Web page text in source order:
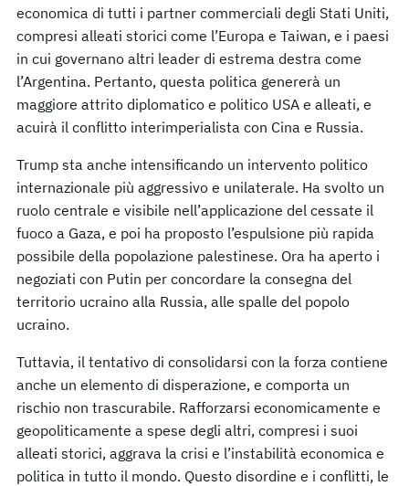
economica di tutti i partner commerciali degli Stati Uniti,
compresi alleati storici come l’Europa e Taiwan, e i paesi
in cui governano altri leader di estrema destra come
l’Argentina. Pertanto, questa politica genererà un
maggiore attrito diplomatico e politico USA e alleati, e
acuirà il conflitto interimperialista con Cina e Russia.
Trump sta anche intensificando un intervento politico
internazionale più aggressivo e unilaterale. Ha svolto un
ruolo centrale e visibile nell’applicazione del cessate il
fuoco a Gaza, e poi ha proposto l’espulsione più rapida
possibile della popolazione palestinese. Ora ha aperto i
negoziati con Putin per concordare la consegna del
territorio ucraino alla Russia, alle spalle del popolo
ucraino.
Tuttavia, il tentativo di consolidarsi con la forza contiene
anche un elemento di disperazione, e comporta un
rischio non trascurabile. Rafforzarsi economicamente e
geopoliticamente a spese degli altri, compresi i suoi
alleati storici, aggrava la crisi e l’instabilità economica e
politica in tutto il mondo. Questo disordine e i conflitti, le